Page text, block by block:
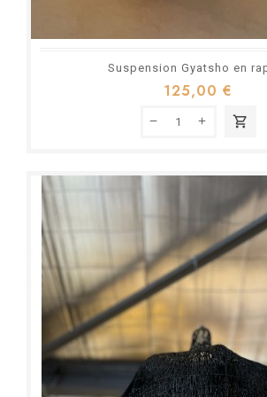
Suspension Gyatsho en
125,00 €
shopping_cart